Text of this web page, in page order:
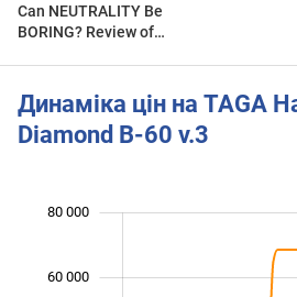
Can NEUTRALITY Be
BORING? Review of
Динаміка цін на TAGA
Diamond B-60 v.3
60 000
80 000